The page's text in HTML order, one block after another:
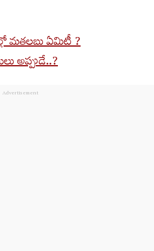
మతలబు ఏమిటీ ?
అప్పుడే..?